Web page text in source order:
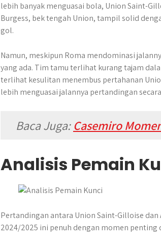
lebih banyak menguasai bola, Union Saint-
Burgess, bek tengah Union, tampil solid
gol.
Namun, meskipun Roma mendominasi
yang ada. Tim tamu terlihat kurang tajam
terlihat kesulitan menembus pertahanan
lebih menguasai jalannya pertandingan
Baca Juga:Casemiro
Analisis Pemain
Pertandingan antara Union Saint-Gilloise dan
2024/2025 ini penuh dengan momen penting